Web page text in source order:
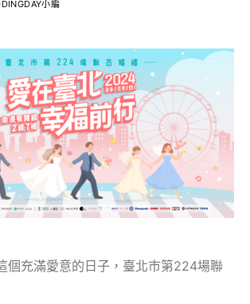
小編
個充滿愛意的日子，臺北市第224場聯